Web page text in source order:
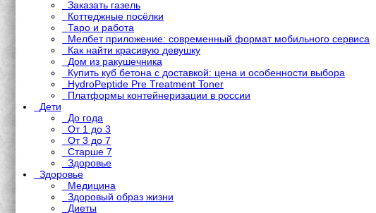
Заказать газель
Коттеджные посёлки
Таро и работа
Мелбет приложение: современный формат мобильного сервиса
Как найти красивую девушку
Дом из ракушечника
Купить куб бетона с доставкой: цена и особенности выбора
HydroPeptide Pre Treatment Toner
Платформы контейнеризации в россии
Дети
До года
От 1 до 3
От 3 до 7
Старше 7
Здоровье
Здоровье
Медицина
Здоровый образ жизни
Диеты